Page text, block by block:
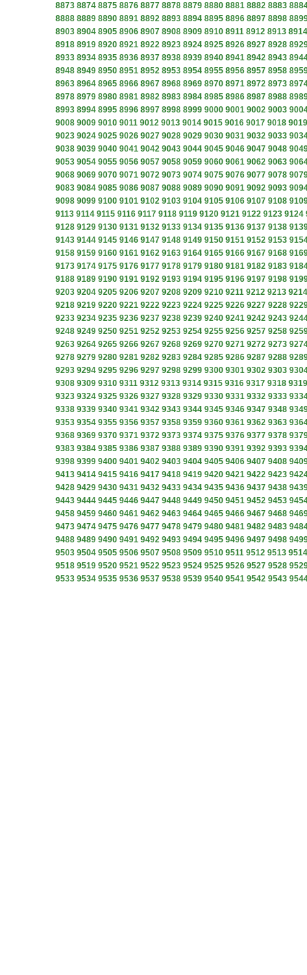
8873 8874 8875 8876 8877 8878 8879 8880 8881 8882 8883
8888 8889 8890 8891 8892 8893 8894 8895 8896 8897 8898
8903 8904 8905 8906 8907 8908 8909 8910 8911 8912 8913 8914
8918 8919 8920 8921 8922 8923 8924 8925 8926 8927 8928
8933 8934 8935 8936 8937 8938 8939 8940 8941 8942 8943
8948 8949 8950 8951 8952 8953 8954 8955 8956 8957 8958
8963 8964 8965 8966 8967 8968 8969 8970 8971 8972 8973
8978 8979 8980 8981 8982 8983 8984 8985 8986 8987 8988
8993 8994 8995 8996 8997 8998 8999 9000 9001 9002 9003
9008 9009 9010 9011 9012 9013 9014 9015 9016 9017 9018 9019
9023 9024 9025 9026 9027 9028 9029 9030 9031 9032 9033
9038 9039 9040 9041 9042 9043 9044 9045 9046 9047 9048
9053 9054 9055 9056 9057 9058 9059 9060 9061 9062 9063
9068 9069 9070 9071 9072 9073 9074 9075 9076 9077 9078
9083 9084 9085 9086 9087 9088 9089 9090 9091 9092 9093
9098 9099 9100 9101 9102 9103 9104 9105 9106 9107 9108
9113 9114 9115 9116 9117 9118 9119 9120 9121 9122 9123 9124
9128 9129 9130 9131 9132 9133 9134 9135 9136 9137 9138
9143 9144 9145 9146 9147 9148 9149 9150 9151 9152 9153
9158 9159 9160 9161 9162 9163 9164 9165 9166 9167 9168
9173 9174 9175 9176 9177 9178 9179 9180 9181 9182 9183
9188 9189 9190 9191 9192 9193 9194 9195 9196 9197 9198
9203 9204 9205 9206 9207 9208 9209 9210 9211 9212 9213 9214
9218 9219 9220 9221 9222 9223 9224 9225 9226 9227 9228
9233 9234 9235 9236 9237 9238 9239 9240 9241 9242 9243
9248 9249 9250 9251 9252 9253 9254 9255 9256 9257 9258
9263 9264 9265 9266 9267 9268 9269 9270 9271 9272 9273
9278 9279 9280 9281 9282 9283 9284 9285 9286 9287 9288
9293 9294 9295 9296 9297 9298 9299 9300 9301 9302 9303
9308 9309 9310 9311 9312 9313 9314 9315 9316 9317 9318 9319
9323 9324 9325 9326 9327 9328 9329 9330 9331 9332 9333
9338 9339 9340 9341 9342 9343 9344 9345 9346 9347 9348
9353 9354 9355 9356 9357 9358 9359 9360 9361 9362 9363
9368 9369 9370 9371 9372 9373 9374 9375 9376 9377 9378
9383 9384 9385 9386 9387 9388 9389 9390 9391 9392 9393
9398 9399 9400 9401 9402 9403 9404 9405 9406 9407 9408
9413 9414 9415 9416 9417 9418 9419 9420 9421 9422 9423
9428 9429 9430 9431 9432 9433 9434 9435 9436 9437 9438
9443 9444 9445 9446 9447 9448 9449 9450 9451 9452 9453
9458 9459 9460 9461 9462 9463 9464 9465 9466 9467 9468
9473 9474 9475 9476 9477 9478 9479 9480 9481 9482 9483
9488 9489 9490 9491 9492 9493 9494 9495 9496 9497 9498
9503 9504 9505 9506 9507 9508 9509 9510 9511 9512 9513 9514
9518 9519 9520 9521 9522 9523 9524 9525 9526 9527 9528
9533 9534 9535 9536 9537 9538 9539 9540 9541 9542 9543